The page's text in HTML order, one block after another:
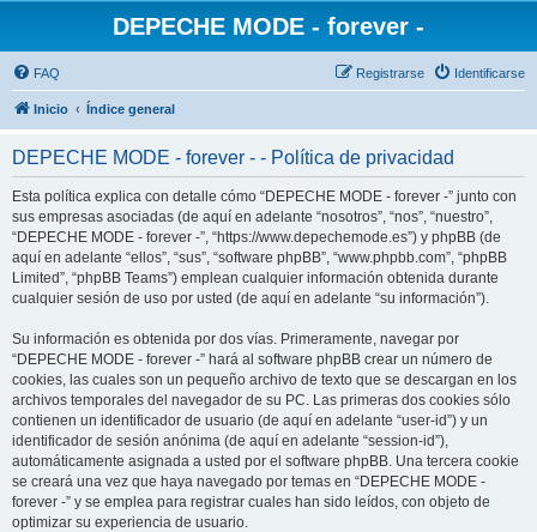
DEPECHE MODE - forever -
FAQ Identificarse
Registrarse
Inicio Índice general
DEPECHE MODE - forever - - Política de privacidad
Esta política explica con detalle cómo “DEPECHE MODE - forever -” junto con
sus empresas asociadas (de aquí en adelante “nosotros”, “nos”, “nuestro”,
“DEPECHE MODE - forever -”, “https://www.depechemode.es”) y phpBB (de
aquí en adelante “ellos”, “sus”, “software phpBB”, “www.phpbb.com”, “phpBB
Limited”, “phpBB Teams”) emplean cualquier información obtenida durante
cualquier sesión de uso por usted (de aquí en adelante “su información”).
Su información es obtenida por dos vías. Primeramente, navegar por
“DEPECHE MODE - forever -” hará al software phpBB crear un número de
cookies, las cuales son un pequeño archivo de texto que se descargan en los
archivos temporales del navegador de su PC. Las primeras dos cookies sólo
contienen un identificador de usuario (de aquí en adelante “user-id”) y un
identificador de sesión anónima (de aquí en adelante “session-id”),
automáticamente asignada a usted por el software phpBB. Una tercera cookie
se creará una vez que haya navegado por temas en “DEPECHE MODE -
forever -” y se emplea para registrar cuales han sido leídos, con objeto de
optimizar su experiencia de usuario.